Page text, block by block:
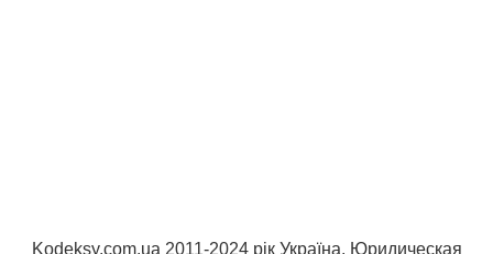
Kodeksy.com.ua 2011-2024 рік Україна. Юридическая